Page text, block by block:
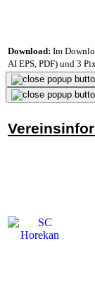
Download: Im
AI EPS, PDF) und 3